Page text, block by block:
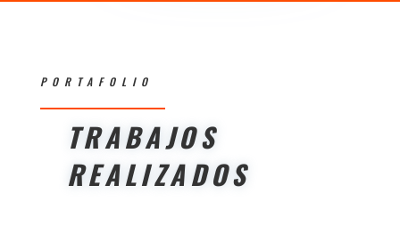
PORTAFOLIO
TRABAJOS
REALIZADOS